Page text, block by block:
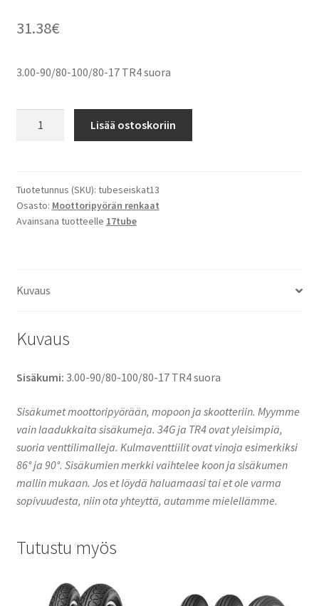
31.38€
3.00-90/80-100/80-17 TR4 suora
TR4
suora
määrä
Lisää ostoskoriin
Tuotetunnus (SKU): tubeseiskat13
Osasto: Moottoripyörän renkaat
Avainsana tuotteelle 17tube
Kuvaus
Kuvaus
Sisäkumi: 3.00-90/80-100/80-17 TR4 suora
Sisäkumet moottoripyörään, mopoon ja skootteriin. Myymme
vain laadukkaita sisäkumeja. 34G ja TR4 ovat yleisimpiä,
suoria venttilimalleja. Kulmaventtiilit ovat vinoja esimerkiksi
86° ja 90°. Sisäkumien merkki vaihtelee koon ja sisäkumen
mallin mukaan. Jos et löydä haluamaasi tai et ole varma
sopivuudesta, niin ota yhteyttä, autamme mielellämme.
Tutustu myös